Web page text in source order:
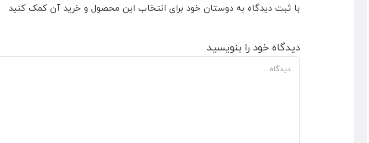
با ثبت دیدگاه به دوستان خود برای انتخاب این محصول و خرید آن کمک کنید
دیدگاه خود را بنویسید
دیدگاه